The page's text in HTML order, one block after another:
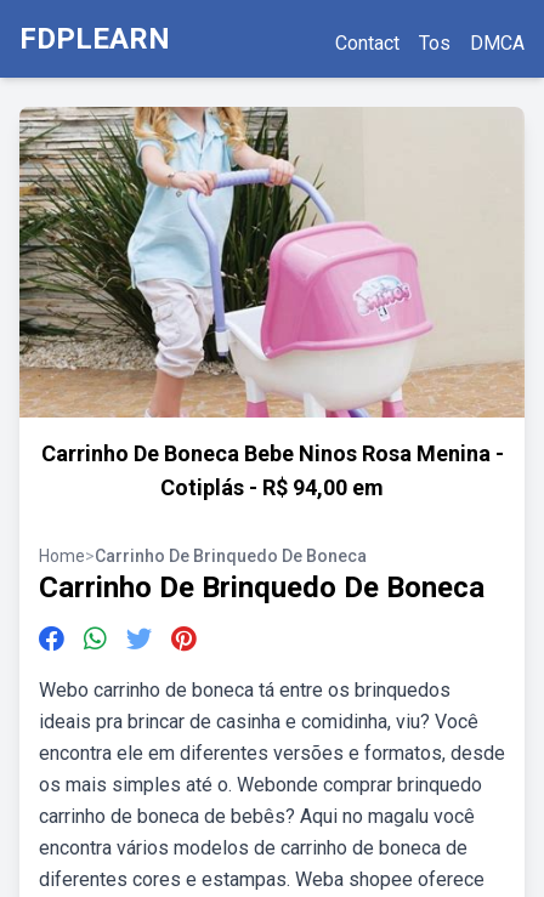
FDPLEARN Contact Tos DMCA
Carrinho De Boneca Bebe Ninos Rosa Menina -
Cotiplás - R$ 94,00 em
Home>Carrinho De Brinquedo De Boneca
Carrinho De Brinquedo De Boneca
Webo carrinho de boneca tá entre os brinquedos
ideais pra brincar de casinha e comidinha, viu? Você
encontra ele em diferentes versões e formatos, desde
os mais simples até o. Webonde comprar brinquedo
carrinho de boneca de bebês? Aqui no magalu você
encontra vários modelos de carrinho de boneca de
diferentes cores e estampas. Weba shopee oferece